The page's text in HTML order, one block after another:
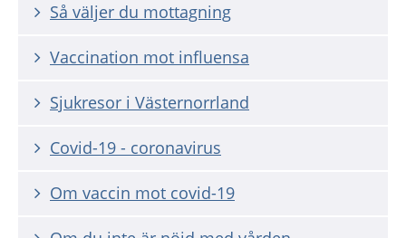
Så väljer du mottagning
Vaccination mot influensa
Sjukresor i Västernorrland
Covid-19 - coronavirus
Om vaccin mot covid-19